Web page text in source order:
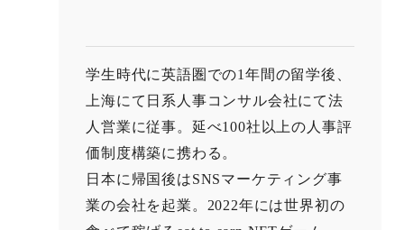
学生時代に英語圏での1年間の留学後、
上海にて日系人事コンサル会社にて法
人営業に従事。延べ100社以上の人事評
価制度構築に携わる。
日本に帰国後はSNSマーケティング事
業の会社を起業。2022年には世界初の